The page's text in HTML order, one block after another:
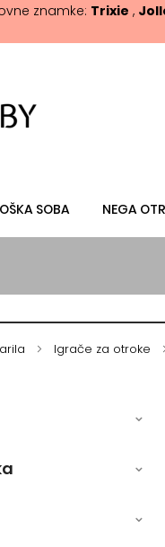
znamke: Trixie ,
SOBA NEGA
Igrače za otroke